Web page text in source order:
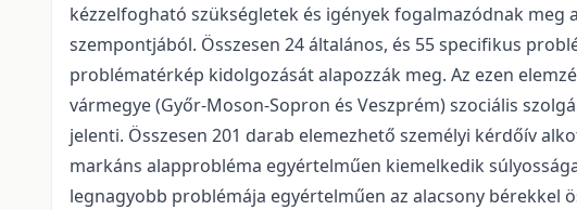
kézzelfogható szükségletek és igények fogalmazódnak
szempontjából. Összesen 24 általános, és 55 specifikus
problématérkép kidolgozását alapozzák meg. Az ezen
vármegye (Győr-Moson-Sopron és Veszprém) szociális
jelenti. Összesen 201 darab elemezhető személyi kérdőív
markáns alapprobléma egyértelműen kiemelkedik
legnagyobb problémája egyértelműen az alacsony bérekkel